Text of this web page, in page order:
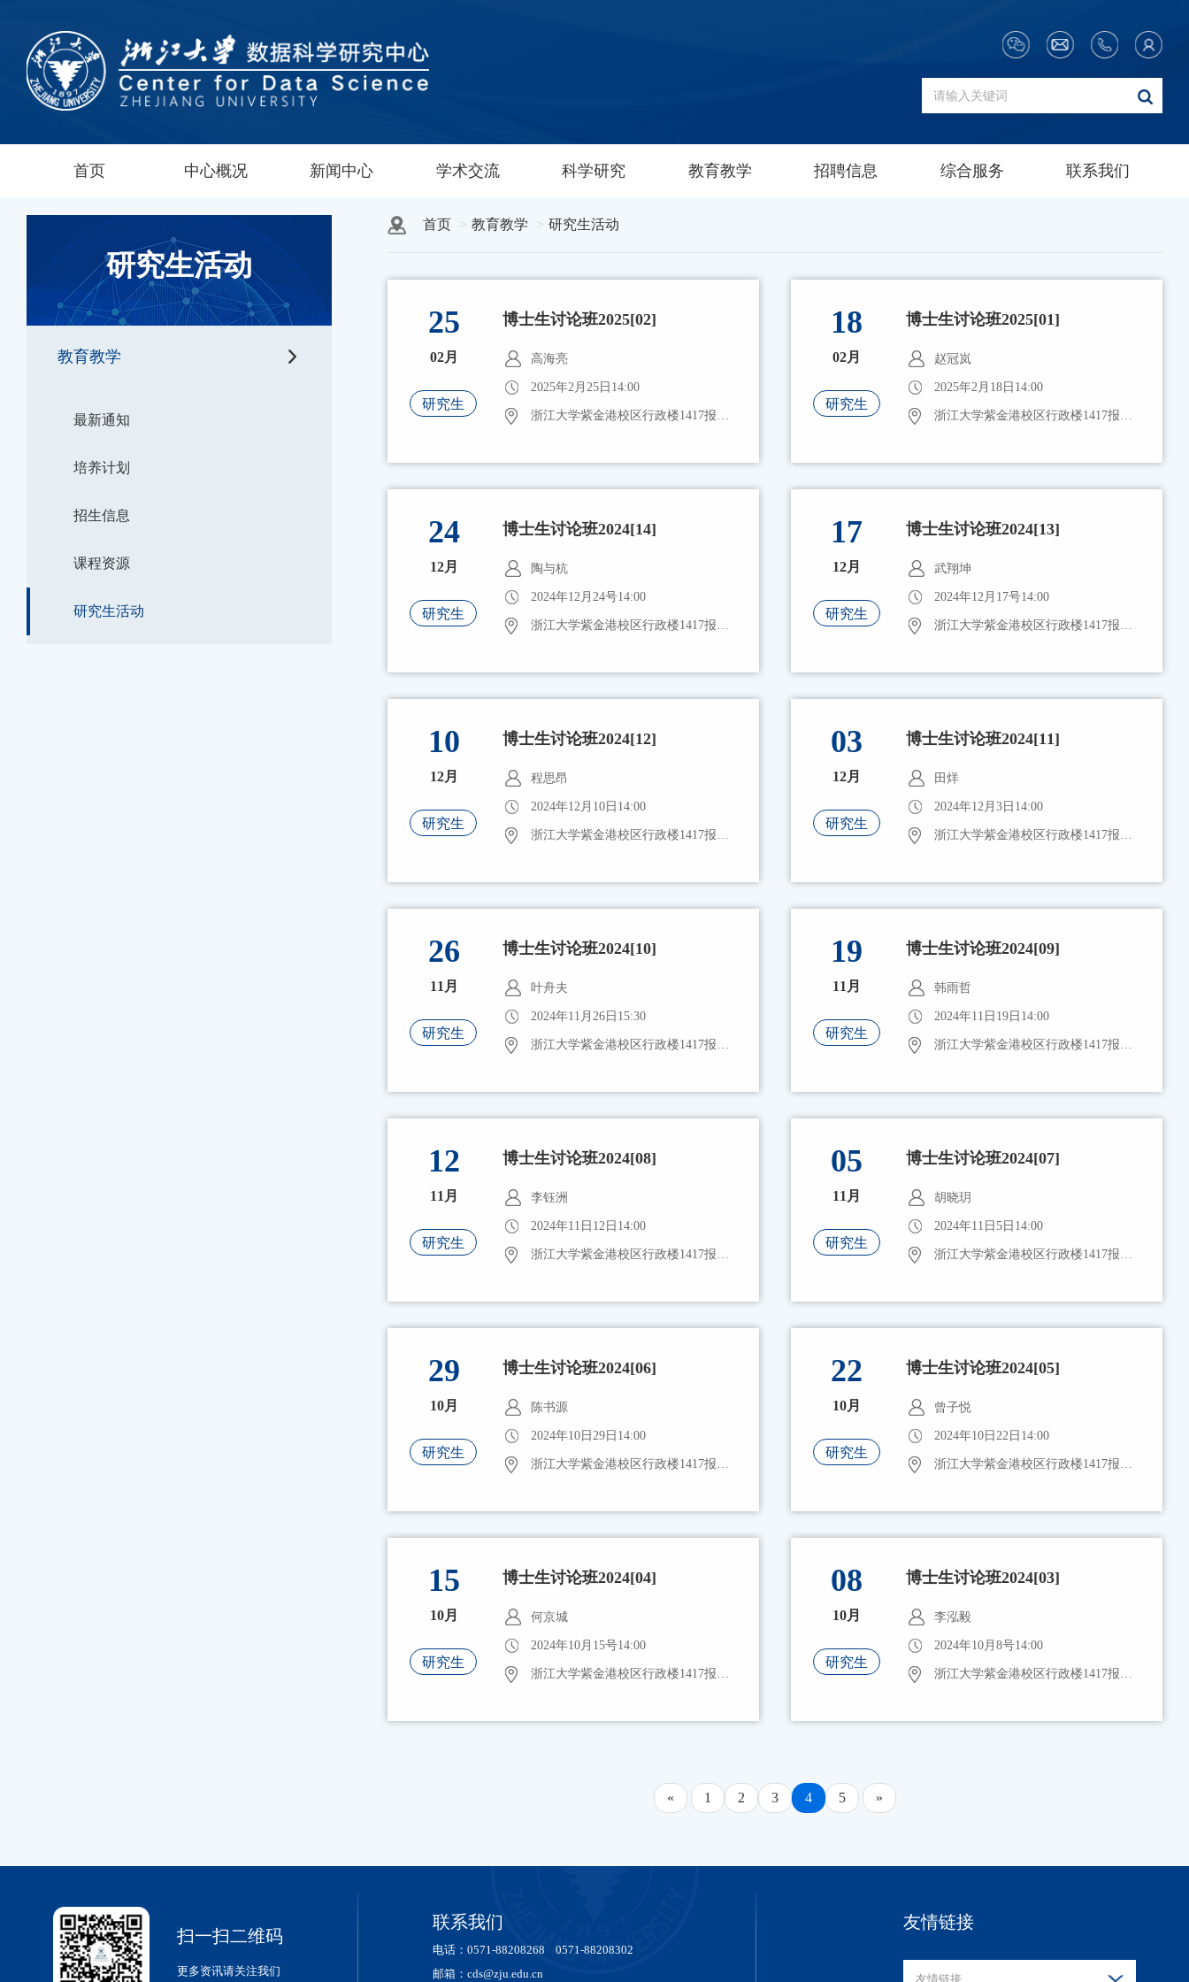
首页 中心概况 新闻中心 学术交流 科学研究 教育教学 招聘信息 综合服务 联系我们
研究生活动
教育教学
最新通知
培养计划
招生信息
课程资源
研究生活动
首页 教育教学 研究生活动
25
02月
研究生
博士生讨论班2025[02]
高海亮
2025年2月25日14:00
18
02月
研究生
博士生讨论班2025[01]
赵冠岚
2025年2月18日14:00
24
12月
研究生
博士生讨论班2024[14]
陶与杭
2024年12月24号14:00
17
12月
研究生
博士生讨论班2024[13]
武翔坤
2024年12月17号14:00
10
12月
研究生
博士生讨论班2024[12]
程思昂
2024年12月10日14:00
03
12月
研究生
博士生讨论班2024[11]
田烊
2024年12月3日14:00
26
11月
研究生
博士生讨论班2024[10]
叶舟夫
2024年11月26日15:30
19
11月
研究生
博士生讨论班2024[09]
韩雨哲
2024年11日19日14:00
12
11月
研究生
博士生讨论班2024[08]
李钰洲
2024年11日12日14:00
05
11月
研究生
博士生讨论班2024[07]
胡晓玥
2024年11日5日14:00
29
10月
研究生
博士生讨论班2024[06]
陈书源
2024年10日29日14:00
22
10月
研究生
博士生讨论班2024[05]
曾子悦
2024年10日22日14:00
15
10月
研究生
博士生讨论班2024[04]
何京城
2024年10月15号14:00
08
10月
研究生
博士生讨论班2024[03]
李泓毅
2024年10月8号14:00
« 1 2 3 4 5 »
扫一扫二维码
更多资讯请关注我们
联系我们
电话：0571-88208268 0571-88208302
邮箱：cds@zju.edu.cn
友情链接
友情链接